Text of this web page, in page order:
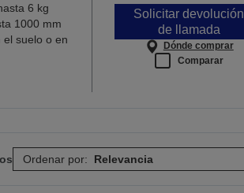
6 kg
1000 mm
el suelo o en
Solicitar devolución
de llamada
Dónde comprar
Comparar
Ordenar por: